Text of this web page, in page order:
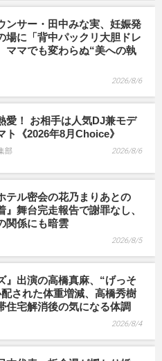
ンサー・田中みな実、妊娠発
場に「背中パックリ大胆ドレ
ママでも変わらぬ“美への執
2026/8/6
愛！ お相手は人気DJ兼モデ
ト《2026年8月Choice》
部 2026/8/6
テル密会の花乃まりあとの
』舞台完走報告で謝罪なし、
関係にも暗雲
2026/8/5
』出演の高橋真麻、“げっそ
された体重増減、高橋秀樹
住宅解消後の気になる体調
2026/8/4